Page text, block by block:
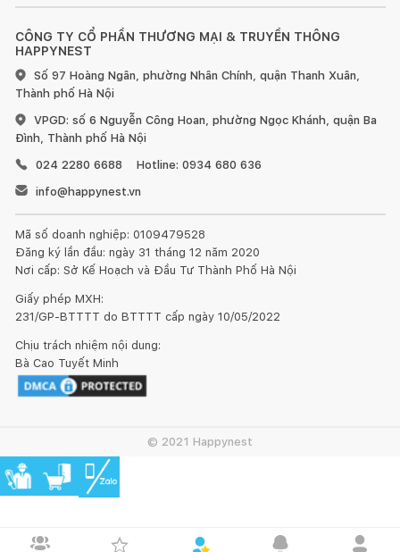
CÔNG TY CỔ PHẦN THƯƠNG MẠI & TRUYỀN THÔNG
HAPPYNEST
Số 97 Hoàng Ngân, phường Nhân Chính, quận Thanh Xuân,
Thành phố Hà Nội
VPGD: số 6 Nguyễn Công Hoan, phường Ngọc Khánh, quận Ba
Đình, Thành phố Hà Nội
024 2280 6688
Hotline: 0934 680 636
info@happynest.vn
Mã số doanh nghiệp: 0109479528
Đăng ký lần đầu: ngày 31 tháng 12 năm 2020
Nơi cấp: Sở Kế Hoạch và Đầu Tư Thành Phố Hà Nội
Giấy phép MXH:
231/GP-BTTTT do BTTTT cấp ngày 10/05/2022
Chịu trách nhiệm nội dung:
Bà Cao Tuyết Minh
© 2021 Happynest